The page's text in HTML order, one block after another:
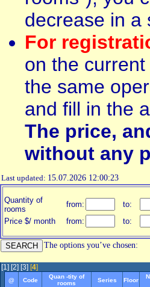
decrease in a
For
on the
the same
and fill in the
The price,
without any
Last updated: 15.07.2026 12:00:23
Quantity of
rooms
from:
to:
Price $/ month
from: to:
The options you’ve chosen:
[1] [2] [3] [4]
@ Code
Quan -tity of
rooms
Series Floor